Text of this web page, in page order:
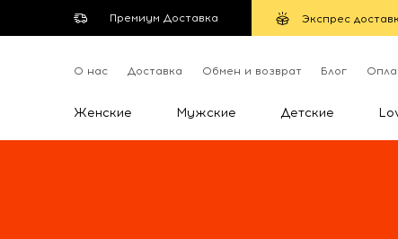
Премиум Доставка Экспрес
О нас Доставка Обмен и возврат Блог
Женские Мужские Детские